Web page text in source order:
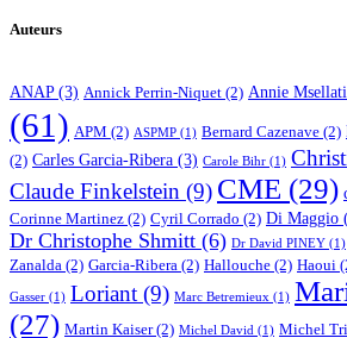
Auteurs
ANAP(3) Annick Perrin-Niquet (2) Annie Msellati
(61) APM (2) ASPMP (1) Bernard Cazenave (2)
(2) Carles Garcia-Ribera (3) Carole Bihr (1)
Claude Finkelstein (9) CME (29)
Corinne Martinez (2) Cyril Corrado (2) Di Maggio
Dr Christophe Shmitt (6) Dr David PINEY (1)
Zanalda (2) Garcia-Ribera (2) Hallouche (2) Haoui
Gasser (1) Loriant (9) Marc Betremieux (1)
(27) Martin Kaiser(2) Michel David (1) Michel